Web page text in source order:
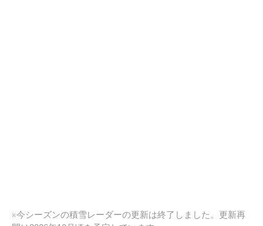
※今シーズンの積雪レーダーの更新は終了しました。更新再